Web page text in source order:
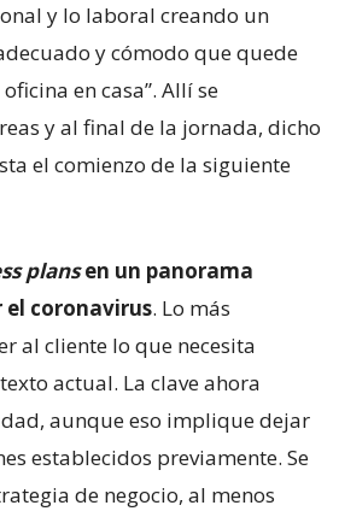
y lo laboral creando un
y cómodo que quede
en casa”. Allí se
y al final de la jornada, dicho
el comienzo de la siguiente
plansen un panorama
coronavirus. Lo más
al cliente lo que necesita
actual. La clave ahora
aunque eso implique dejar
establecidos previamente. Se
de negocio, al menos